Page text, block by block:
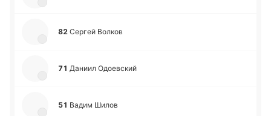
82 Сергей Волков
71 Даниил Одое­вский
51 Вадим Шилов